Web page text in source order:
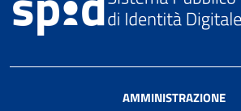
AMMINISTRAZIONE